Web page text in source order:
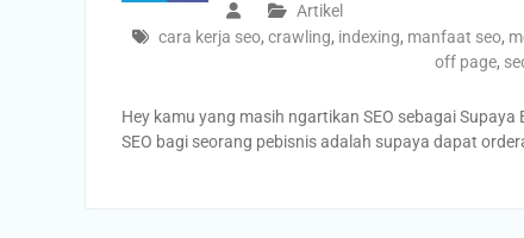
Artikel
cara kerja seo, crawling, indexing, manfaat seo,
off page,
Hey kamu yang masih ngartikan SEO sebagai
SEO bagi seorang pebisnis adalah supaya dapat